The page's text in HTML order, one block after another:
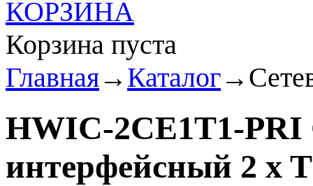
КОРЗИНА
Корзина пуста
Главная→ Каталог→
HWIC-2CE1T1-PRI
интерфейсный 2 x